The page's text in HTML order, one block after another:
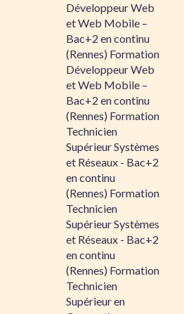
Développeur Web
et Web Mobile –
Bac+2 en continu
(Rennes) Formation
Développeur Web
et Web Mobile –
Bac+2 en continu
(Rennes) Formation
Technicien
Supérieur Systèmes
et Réseaux - Bac+2
en continu
(Rennes) Formation
Technicien
Supérieur Systèmes
et Réseaux - Bac+2
en continu
(Rennes) Formation
Technicien
Supérieur en